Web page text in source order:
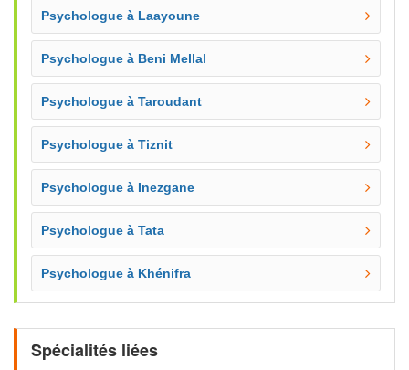
Psychologue à Laayoune
Psychologue à Beni Mellal
Psychologue à Taroudant
Psychologue à Tiznit
Psychologue à Inezgane
Psychologue à Tata
Psychologue à Khénifra
Spécialités liées